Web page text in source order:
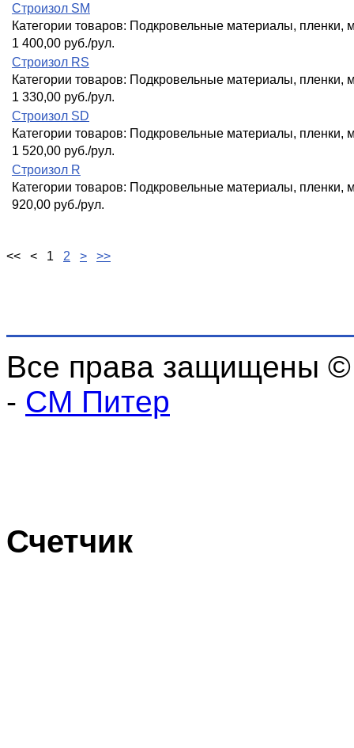
Строизол SM
Категории товаров: Подкровельные материалы, пленки,
1 400,00 руб./рул.
Строизол RS
Категории товаров: Подкровельные материалы, пленки,
1 330,00 руб./рул.
Строизол SD
Категории товаров: Подкровельные материалы, пленки,
1 520,00 руб./рул.
Строизол R
Категории товаров: Подкровельные материалы, пленки,
920,00 руб./рул.
<< < 1 2 > >>
Все права защищены
- СМ Питер
Счетчик